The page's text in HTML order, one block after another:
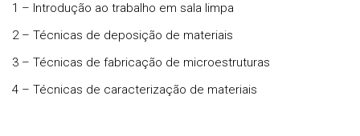
1 – Introdução ao trabalho em sala limpa
2 – Técnicas de deposição de materiais
3 – Técnicas de fabricação de microestruturas
4 – Técnicas de caracterização de materiais